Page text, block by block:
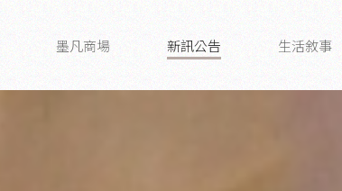
墨凡商場 新訊公告 生活敘事